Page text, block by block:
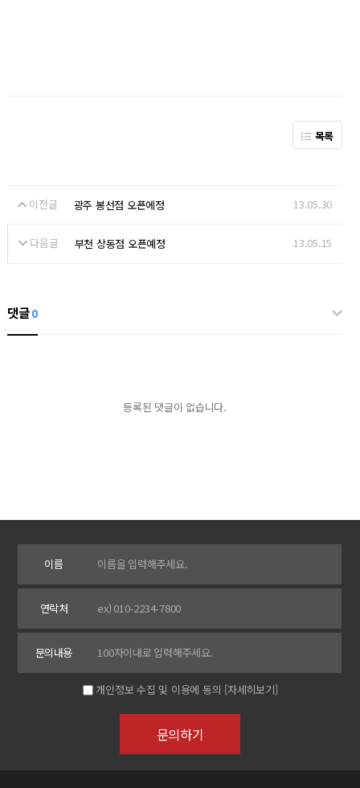
목록
이전글 광주 봉선점 오픈에정 13.05.30
다음글 부천 상동점 오픈예정 13.05.15
댓글0
등록된 댓글이 없습니다.
이름
연락처
문의내용
개인정보 수집 및 이용에 동의 [자세히보기]